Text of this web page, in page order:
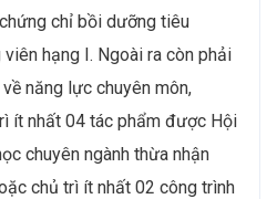
chỉ bồi dưỡng tiêu
hạng I. Ngoài ra còn phải
năng lực chuyên môn,
ít nhất 04 tác phẩm được Hội
chuyên ngành thừa nhận
chủ trì ít nhất 02 công trình